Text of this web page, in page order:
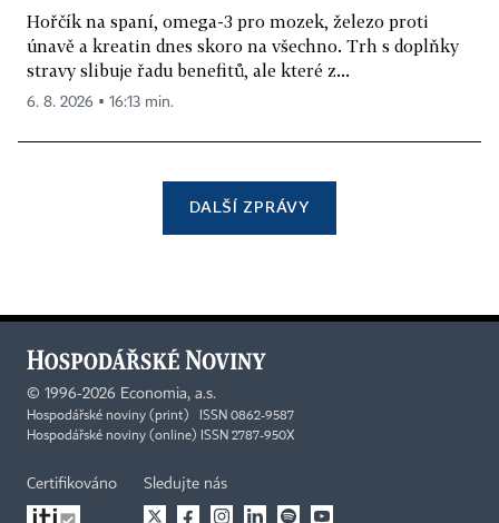
Hořčík na spaní, omega-3 pro mozek, železo proti
únavě a kreatin dnes skoro na všechno. Trh s doplňky
stravy slibuje řadu benefitů, ale které z...
6. 8. 2026 ▪ 16:13 min.
DALŠÍ ZPRÁVY
© 1996-2026 Economia, a.s.
Hospodářské noviny (print) ISSN 0862-9587
Hospodářské noviny (online) ISSN 2787-950X
Certifikováno Sledujte nás